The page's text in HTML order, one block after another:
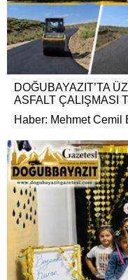
DOĞUBAYAZIT’TA
ASFALT ÇALIŞMASI
Haber: Mehmet Cemil